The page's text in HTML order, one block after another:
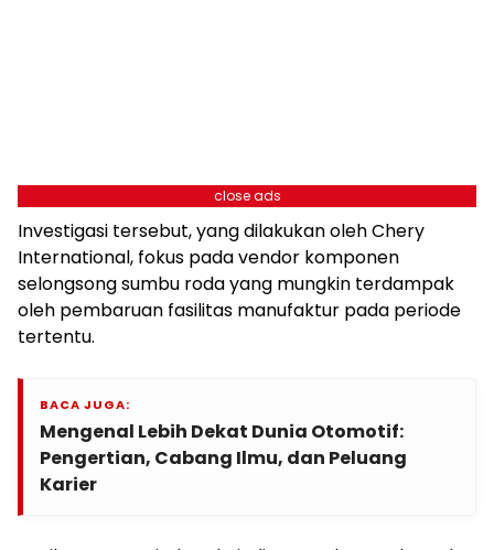
close ads
Investigasi tersebut, yang dilakukan oleh Chery
International, fokus pada vendor komponen
selongsong sumbu roda yang mungkin terdampak
oleh pembaruan fasilitas manufaktur pada periode
tertentu.
BACA JUGA:
Mengenal Lebih Dekat Dunia Otomotif:
Pengertian, Cabang Ilmu, dan Peluang
Karier